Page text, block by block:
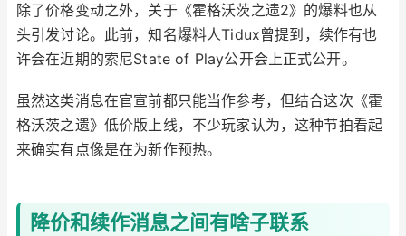
除了价格变动之外，关于《霍格沃茨之遗2》的爆料也从
头引发讨论。此前，知名爆料人Tidux曾提到，续作有也
许会在近期的索尼State of Play公开会上正式公开。
虽然这类消息在官宣前都只能当作参考，但结合这次《霍
格沃茨之遗》低价版上线，不少玩家认为，这种节拍看起
来确实有点像是在为新作预热。
降价和续作消息之间有啥子联系